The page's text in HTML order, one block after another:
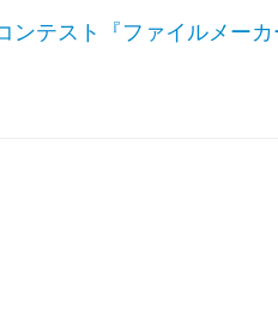
ンテスト『ファイルメー